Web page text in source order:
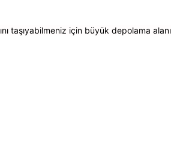
taşıyabilmeniz için büyük depolama